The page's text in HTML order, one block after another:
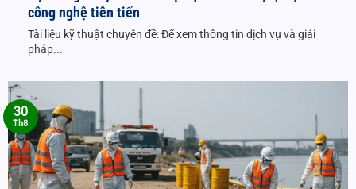
công nghệ tiên tiến
Tài liệu kỹ thuật chuyên đề: Để xem thông tin dịch vụ và giải
pháp...
30
Th8